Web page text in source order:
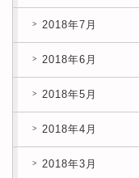
2018年7月
2018年6月
2018年5月
2018年4月
2018年3月